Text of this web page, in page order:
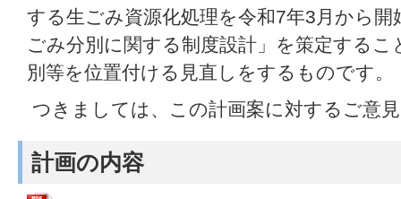
する生ごみ資源化処理を令和7年3月から
ごみ分別に関する制度設計」を策定する
別等を位置付ける見直しをするものです。
つきましては、この計画案に対するご意
計画の内容